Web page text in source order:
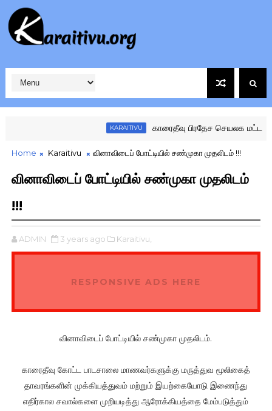
KARAITIVU காரைதீவு பிரதேச செயலக மட்ட
Home Karaitivu வினாவிடைப் போட்டியில் சண்முகா முதலிடம் !!!
வினாவிடைப் போட்டியில் சண்முகா முதலிடம்
!!!
ADMIN 3 years ago Karaitivu,
RESPONSIVE ADS HERE
வினாவிடைப் போட்டியில் சண்முகா முதலிடம்.
காரைதீவு கோட்ட பாடசாலை மாணவர்களுக்கு மருத்துவ மூலிகைத்
தாவரங்களின் முக்கியத்துவம் மற்றும் இயற்கையோடு இணைந்து
எதிர்கால சவால்களை முறியடித்து ஆரோக்கியத்தை மேம்படுத்தும்